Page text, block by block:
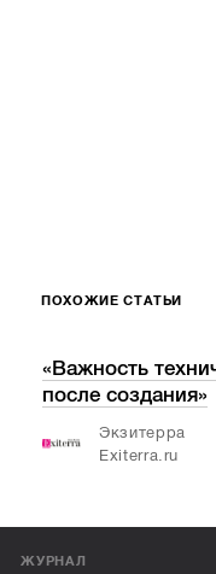
ПОХОЖИЕ СТАТЬИ
«Важность
после создания»
Экзитерра
Exiterra.ru
ЖУРНАЛ